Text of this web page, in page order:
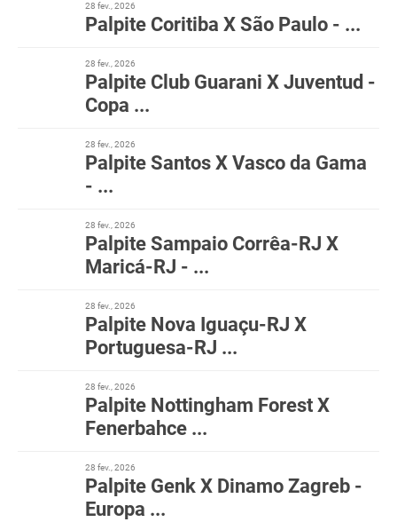
28 fev., 2026
Palpite Coritiba X São Paulo - ...
28 fev., 2026
Palpite Club Guarani X Juventud -
Copa ...
28 fev., 2026
Palpite Santos X Vasco da Gama
- ...
28 fev., 2026
Palpite Sampaio Corrêa-RJ X
Maricá-RJ - ...
28 fev., 2026
Palpite Nova Iguaçu-RJ X
Portuguesa-RJ ...
28 fev., 2026
Palpite Nottingham Forest X
Fenerbahce ...
28 fev., 2026
Palpite Genk X Dinamo Zagreb -
Europa ...